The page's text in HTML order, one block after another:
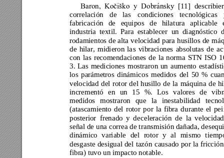
Baron, Kočiško y Dobránsky [11]
correlación
de las condiciones tecnológicas
fabricación de equipos de hilatura aplicable
industria textil. Para establecer un diagnóstico
rodamientos de alta velocidad para husillos de
de hilar, midieron las vibraciones absolutas de ac
con las recomendaciones de la norma STN ISO
3. Las mediciones mostraron un aumento
los parámetros dinámicos medidos del 50 %
velocidad del rotor del husillo de la máquina de
incrementó en un 15 %. Los valores de
medidos mostraron que la inestabilidad
(atascamiento del rotor por la fibra durante el pei
posterior frenado y deceleración de la velocidad
señal de una correa de transmisión dañada,
dinámico variable del rotor y al mismo t
desgaste desigual del tazón causado por la fricció
fibra) tuvo un impacto notable.